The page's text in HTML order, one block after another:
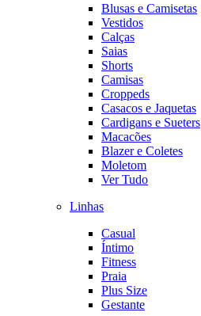
Blusas e Camisetas
Vestidos
Calças
Saias
Shorts
Camisas
Croppeds
Casacos e Jaquetas
Cardigans e Sueters
Macacões
Blazer e Coletes
Moletom
Ver Tudo
Linhas
Casual
Íntimo
Fitness
Praia
Plus Size
Gestante